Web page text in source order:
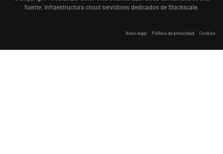
fuente. Infraestructura cloud servidores dedicados de Stackscale.
Aviso legal Política de privacidad Cookies